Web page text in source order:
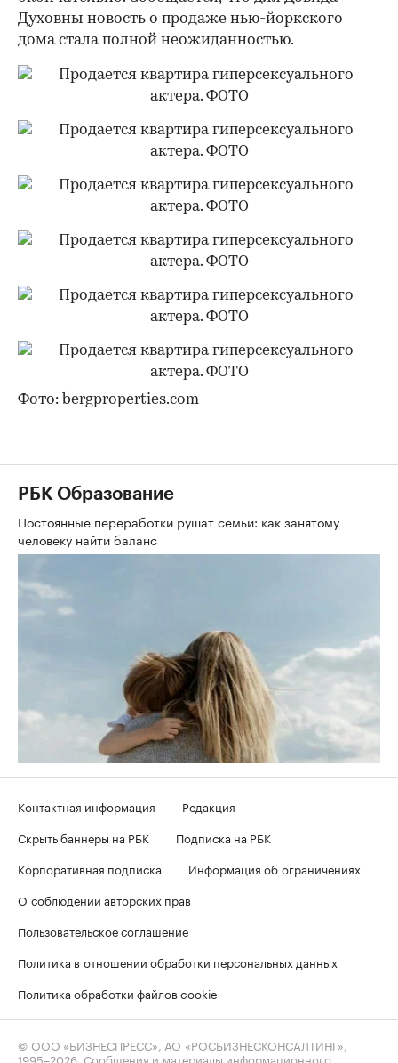
Духовны новость о продаже нью-йоркского
дома стала полной неожиданностью.
Фото: bergproperties.com
РБК Образование
Постоянные переработки рушат семьи: как занятому
человеку найти баланс
Контактная информация
Редакция
Скрыть баннеры на РБК
Подписка на РБК
Корпоративная подписка
Информация об ограничениях
О соблюдении авторских прав
Пользовательское соглашение
Политика в отношении обработки персональных данных
Политика обработки файлов cookie
© ООО «БИЗНЕСПРЕСС», АО «РОСБИЗНЕСКОНСАЛТИНГ»,
1995–2026 . Сообщения и материалы информационного